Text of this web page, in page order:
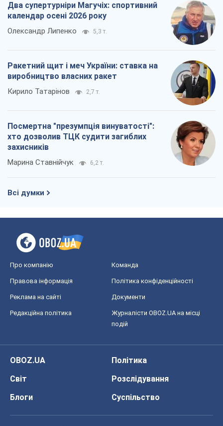
Два супертурніри Магучіх: спортивний
календар осені 2026 року
Олександр Липенко 5,3 т.
Ракетний щит і меч України: ставка на
виробництво власних ракет
Кирило Татарінов 2,7 т.
Посмертна "презумпція винуватості":
хто дозволив ТЦК судити загиблих
захисників
Марина Ставнійчук 6,2 т.
Всі думки
Про компанію Команда
Правова інформація Політика конфіденційності
Реклама на сайті Документи
Редакційна політика
Журналісти OBOZ.UA на місці
подій
OBOZ.UA
Політика
Світ
Розслідування
Блоги
Суспільство